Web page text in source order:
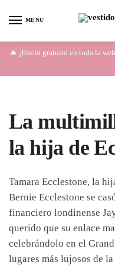
MENU
🔥 ¡Envío gratuito en toda la
La
la hija de
Tamara Ecclestone, la
Bernie Ecclestone se
financiero londinense
querido que su enlace
celebrándolo en el
lugares más lujosos de